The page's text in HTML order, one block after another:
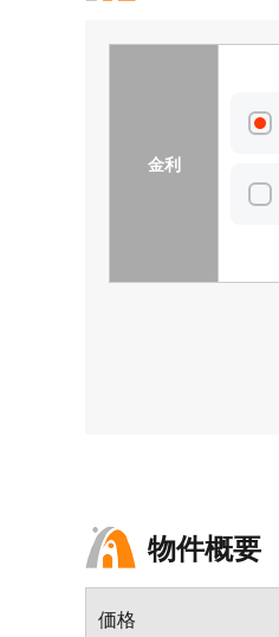
金利
物件概要
価格